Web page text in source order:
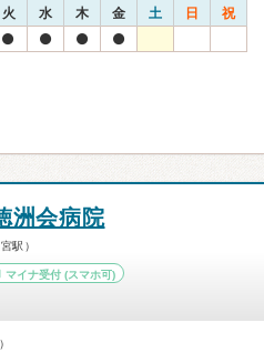
火 水 木 金 土 日 祝
洲会病院
駅）
マイナ受付 (スマホ可)